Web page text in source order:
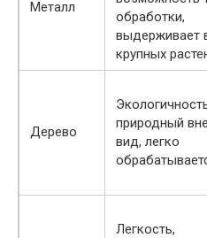
Металл
обработки,
выдерживает
крупных
Дерево
природный
вид, легко
Легкость,